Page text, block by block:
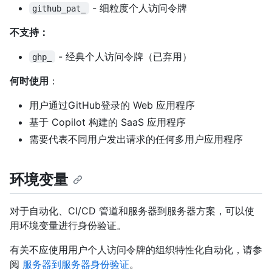
github_pat_
- 细粒度个人访问令牌
不支持：
ghp_
- 经典个人访问令牌（已弃用）
何时使用 ：
用户通过GitHub登录的 Web 应用程序
基于 Copilot 构建的 SaaS 应用程序
需要代表不同用户发出请求的任何多用户应用程序
环境变量
对于自动化、CI/CD 管道和服务器到服务器方案，可以使
用环境变量进行身份验证。
有关不应使用用户个人访问令牌的组织特性化自动化，请参
阅 服务器到服务器身份验证。